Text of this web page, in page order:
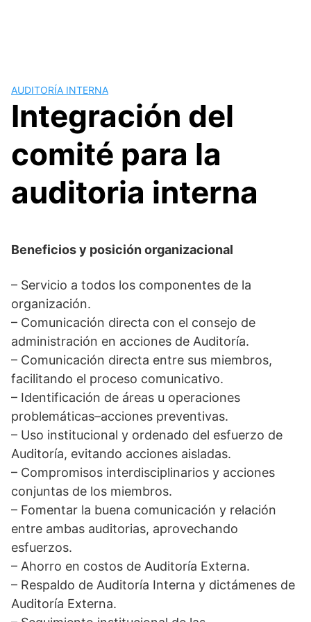
AUDITORÍA INTERNA
Integración del
comité para la
auditoria interna
Beneficios y posición organizacional
– Servicio a todos los componentes de la
organización.
– Comunicación directa con el consejo de
administración en acciones de Auditoría.
– Comunicación directa entre sus miembros,
facilitando el proceso comunicativo.
– Identificación de áreas u operaciones
problemáticas–acciones preventivas.
– Uso institucional y ordenado del esfuerzo de
Auditoría, evitando acciones aisladas.
– Compromisos interdisciplinarios y acciones
conjuntas de los miembros.
– Fomentar la buena comunicación y relación
entre ambas auditorias, aprovechando
esfuerzos.
– Ahorro en costos de Auditoría Externa.
– Respaldo de Auditoría Interna y dictámenes de
Auditoría Externa.